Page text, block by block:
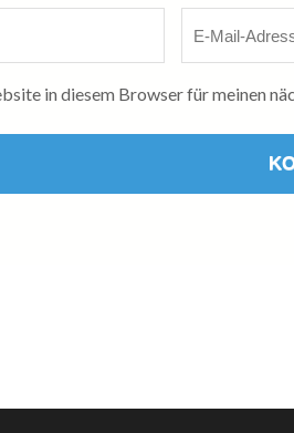
Mail*
in diesem Browser für meinen